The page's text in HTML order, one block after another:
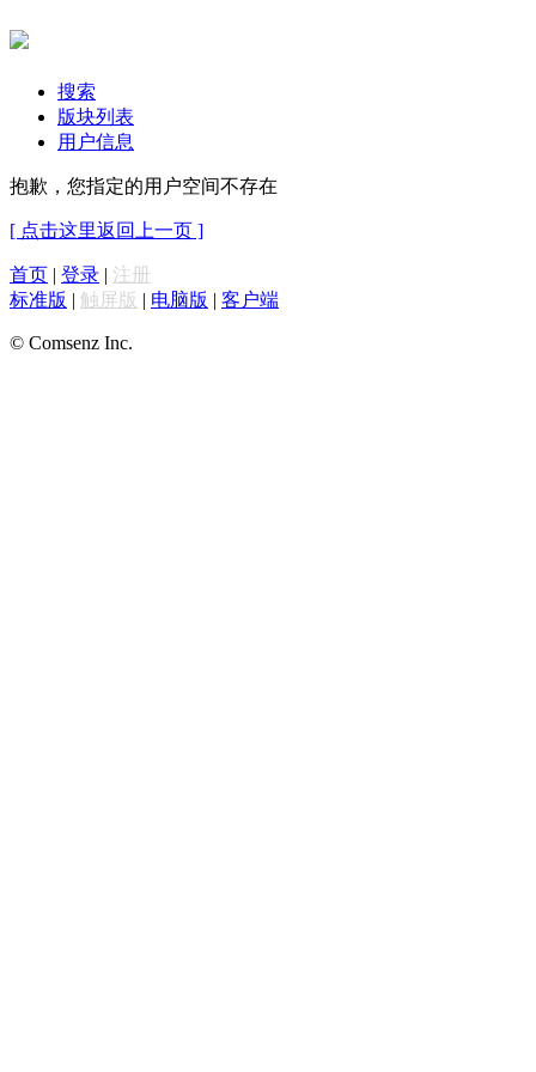
搜索
版块列表
用户信息
抱歉，您指定的用户空间不存在
[ 点击这里返回上一页 ]
首页 | 登录 | 注册
标准版 | 触屏版 | 电脑版 | 客户端
© Comsenz Inc.